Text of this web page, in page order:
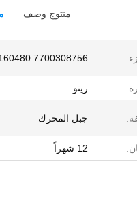
منتوج وصف
7700308756 9160480
رينو
جبل المحرك
12 شهراً